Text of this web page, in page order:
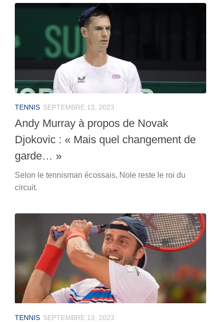
TENNIS SEPTEMBRE 13, 2023
Andy Murray à propos de Novak
Djokovic : « Mais quel changement de
garde… »
Selon le tennisman écossais, Nole reste le roi du
circuit.
TENNIS SEPTEMBRE 13, 2023